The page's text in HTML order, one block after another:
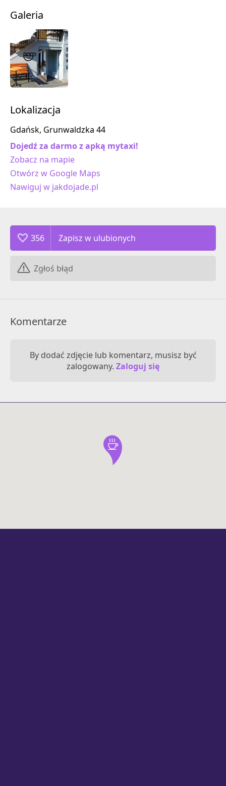
Galeria
Lokalizacja
Gdańsk, Grunwaldzka 44
Dojedź za darmo z apką mytaxi!
Zobacz na mapie
Otwórz w Google Maps
Nawiguj w jakdojade.pl
356
Zgłoś błąd
Komentarze
By dodać zdjęcie lub komentarz, musisz być
zalogowany. Zaloguj się